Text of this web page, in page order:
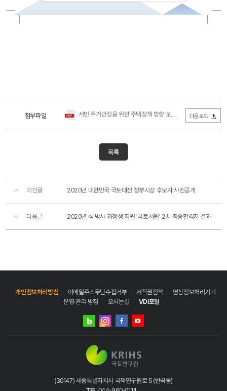
첨부파일 서민 주거안정을 위한 주택정책 방향 토론회 초청장.pdf (0Byte /
다운로드
목록
이전글 2020년 대한민국 국토대전 정부시상 후보자 사전공개
다음글 2020년 석·박사 과정생 지원 ‘국토서원’ 2차 최종합격자 결과
개인정보처리방침 이메일주소무단수집거부 저작권정책
영상정보처리기기
운영·관리 방침
오시는길 VDI포털
네이버
인스타그램
(30147) 세종특별자치시 국책연구원로 5 (반곡동)